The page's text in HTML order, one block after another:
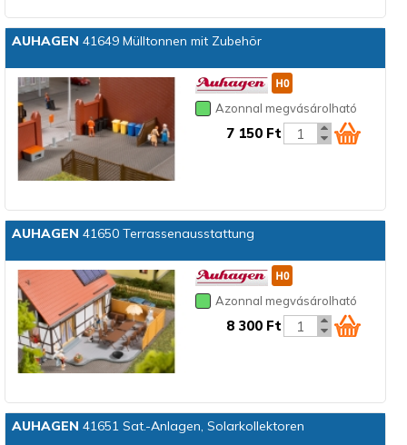
AUHAGEN 41649 Mülltonnen mit Zubehör
Azonnal megvásárolható
7 150 Ft
AUHAGEN 41650 Terrassenausstattung
Azonnal megvásárolható
8 300 Ft
AUHAGEN 41651 Sat.-Anlagen, Solarkollektoren